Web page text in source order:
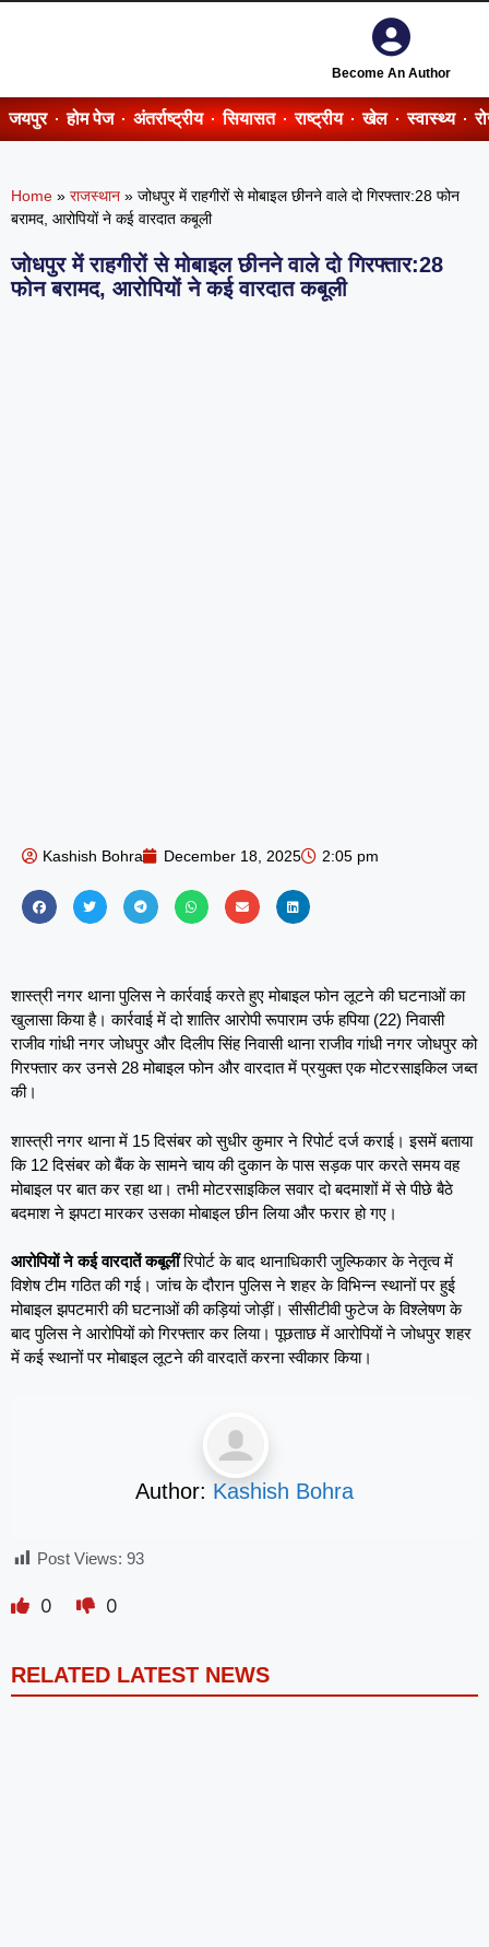
Become An Author
जयपुर होम पेज अंतर्राष्ट्रीय सियासत राष्ट्रीय खेल स्वास्थ्य
Home » राजस्थान » जोधपुर में राहगीरों से मोबाइल छीनने वाले दो गिरफ्तार:28 फोन
बरामद, आरोपियों ने कई वारदात कबूली
जोधपुर में राहगीरों से मोबाइल छीनने वाले दो गिरफ्तार:28
फोन बरामद, आरोपियों ने कई वारदात कबूली
Kashish Bohra December 18, 2025 2:05 pm
शास्त्री नगर थाना पुलिस ने कार्रवाई करते हुए मोबाइल फोन लूटने की घटनाओं का
खुलासा किया है। कार्रवाई में दो शातिर आरोपी रूपाराम उर्फ हपिया (22) निवासी
राजीव गांधी नगर जोधपुर और दिलीप सिंह निवासी थाना राजीव गांधी नगर जोधपुर को
गिरफ्तार कर उनसे 28 मोबाइल फोन और वारदात में प्रयुक्त एक मोटरसाइकिल जब्त
की।
शास्त्री नगर थाना में 15 दिसंबर को सुधीर कुमार ने रिपोर्ट दर्ज कराई। इसमें बताया
कि 12 दिसंबर को बैंक के सामने चाय की दुकान के पास सड़क पार करते समय वह
मोबाइल पर बात कर रहा था। तभी मोटरसाइकिल सवार दो बदमाशों में से पीछे बैठे
बदमाश ने झपटा मारकर उसका मोबाइल छीन लिया और फरार हो गए।
आरोपियों ने कई वारदातें कबूलींरिपोर्ट के बाद थानाधिकारी जुल्फिकार के नेतृत्व में
विशेष टीम गठित की गई। जांच के दौरान पुलिस ने शहर के विभिन्न स्थानों पर हुई
मोबाइल झपटमारी की घटनाओं की कड़ियां जोड़ीं। सीसीटीवी फुटेज के विश्लेषण के
बाद पुलिस ने आरोपियों को गिरफ्तार कर लिया। पूछताछ में आरोपियों ने जोधपुर शहर
में कई स्थानों पर मोबाइल लूटने की वारदातें करना स्वीकार किया।
Author: Kashish Bohra
Post Views: 93
0 0
RELATED LATEST NEWS